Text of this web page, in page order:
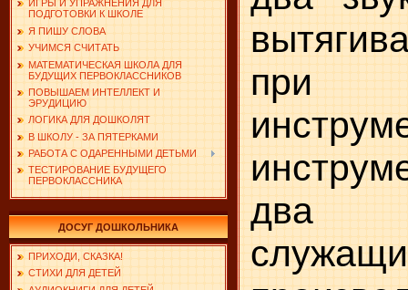
ИГРЫ И УПРАЖНЕНИЯ ДЛЯ
ПОДГОТОВКИ К ШКОЛЕ
Я ПИШУ СЛОВА
УЧИМСЯ СЧИТАТЬ
МАТЕМАТИЧЕСКАЯ ШКОЛА ДЛЯ
БУДУЩИХ ПЕРВОКЛАССНИКОВ
ПОВЫШАЕМ ИНТЕЛЛЕКТ И
ЭРУДИЦИЮ
ЛОГИКА ДЛЯ ДОШКОЛЯТ
В ШКОЛУ - ЗА ПЯТЕРКАМИ
РАБОТА С ОДАРЕННЫМИ ДЕТЬМИ
ТЕСТИРОВАНИЕ БУДУЩЕГО
ПЕРВОКЛАССНИКА
ДОСУГ ДОШКОЛЬНИКА
ПРИХОДИ, СКАЗКА!
СТИХИ ДЛЯ ДЕТЕЙ
при
два